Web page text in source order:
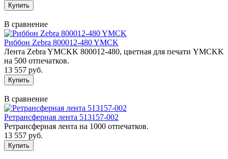
В сравнение
Риббон Zebra 800012-480 YMCK
Лента Zebra YMCKK 800012-480, цветная для печати YMCKK
на 500 отпечатков.
13 557 руб.
В сравнение
Ретрансферная лента 513157-002
Ретрансферная лента на 1000 отпечатков.
13 557 руб.